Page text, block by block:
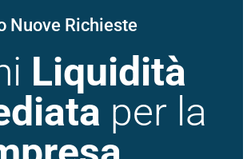
Nuove Richieste
Liquidità
per la